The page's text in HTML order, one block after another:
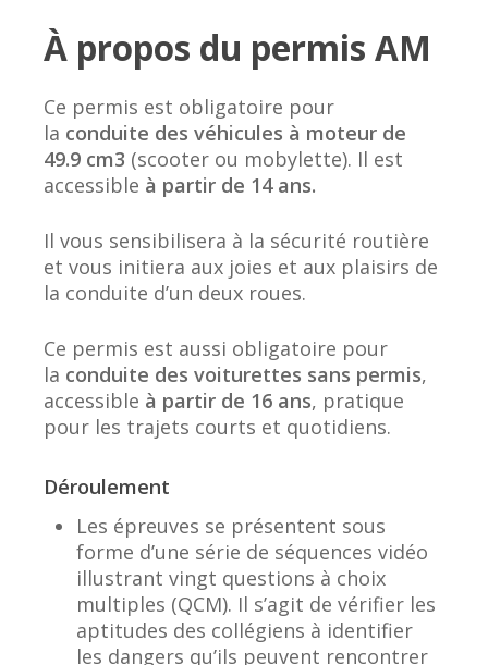
À propos du permis AM
Ce permis est obligatoire pour
la conduite des véhicules à moteur de
49.9 cm3 (scooter ou mobylette). Il est
accessible à partir de 14 ans.
Il vous sensibilisera à la sécurité routière
et vous initiera aux joies et aux plaisirs de
la conduite d’un deux roues.
Ce permis est aussi obligatoire pour
la conduite des voiturettes sans permis,
accessible à partir de 16 ans, pratique
pour les trajets courts et quotidiens.
Déroulement
Les épreuves se présentent sous
forme d’une série de séquences vidéo
illustrant vingt questions à choix
multiples (QCM). Il s’agit de vérifier les
aptitudes des collégiens à identifier
les dangers qu’ils peuvent rencontrer